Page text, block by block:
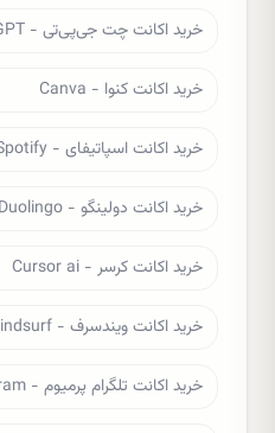
خرید اکانت چت جی‌پی‌تی - Chat GPT
خرید اکانت کنوا - Canva
خرید اکانت اسپاتیفای - Spotify
خرید اکانت دولینگو - Duolingo
خرید اکانت کرسر - Cursor ai
خرید اکانت ویندسرف - Windsurf
خرید اکانت تلگرام پرمیوم - Telegram